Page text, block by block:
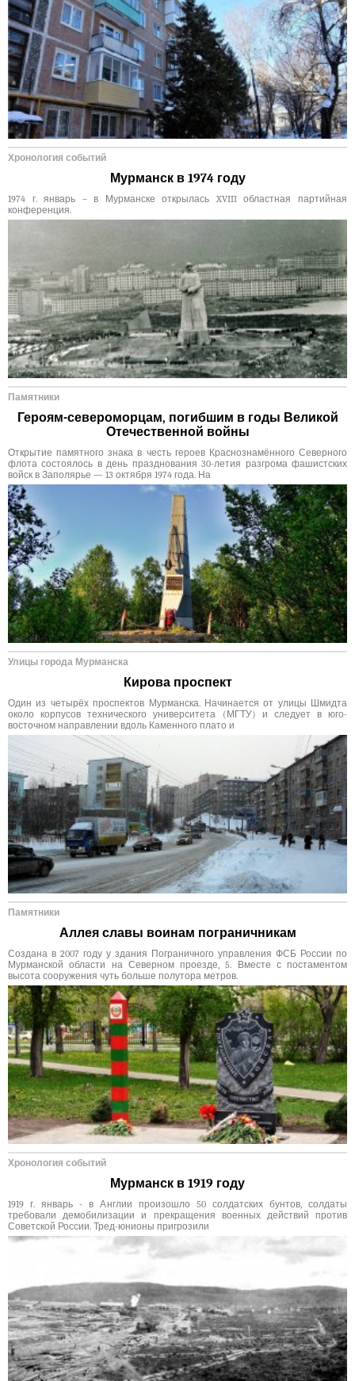
Хронология событий
Мурманск в 1974 году
1974 г. январь – в Мурманске открылась XVIII областная партийная
конференция.
Памятники
Героям-североморцам, погибшим в годы Великой
Отечественной войны
Открытие памятного знака в честь героев Краснознамённого Северного
флота состоялось в день празднования 30-летия разгрома фашистских
войск в Заполярье — 13 октября 1974 года. На
Улицы города Мурманска
Кирова проспект
Один из четырёх проспектов Мурманска. Начинается от улицы Шмидта
около корпусов технического университета (МГТУ) и следует в юго-
восточном направлении вдоль Каменного плато и
Памятники
Аллея славы воинам пограничникам
Создана в 2007 году у здания Пограничного управления ФСБ России по
Мурманской области на Северном проезде, 5. Вместе с постаментом
высота сооружения чуть больше полутора метров.
Хронология событий
Мурманск в 1919 году
1919 г. январь - в Англии произошло 50 солдатских бунтов, солдаты
требовали демобилизации и прекращения военных действий против
Советской России. Тред-юнионы пригрозили